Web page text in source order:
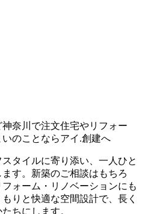
奈川で注文住宅やリフォー
のことならアイ.創建へ
タイルに寄り添い、一人ひと
す。新築のご相談はもちろ
ォーム・リノベーションにも
りと快適な空間設計で、長く
ちにします。